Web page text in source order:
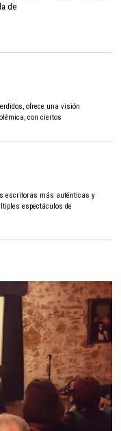
de
ofrece una visión
con ciertos
escritoras más auténticas y
espectáculos de